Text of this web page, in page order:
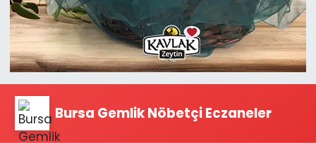
Bursa Gemlik Nöbetçi Eczaneler